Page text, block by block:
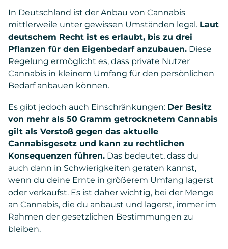
In Deutschland ist der Anbau von Cannabis
mittlerweile unter gewissen Umständen legal. Laut
deutschem Recht ist es erlaubt, bis zu drei
Pflanzen für den Eigenbedarf anzubauen. Diese
Regelung ermöglicht es, dass private Nutzer
Cannabis in kleinem Umfang für den persönlichen
Bedarf anbauen können.
Es gibt jedoch auch Einschränkungen: Der Besitz
von mehr als 50 Gramm getrocknetem Cannabis
gilt als Verstoß gegen das aktuelle
Cannabisgesetz und kann zu rechtlichen
Konsequenzen führen. Das bedeutet, dass du
auch dann in Schwierigkeiten geraten kannst,
wenn du deine Ernte in größerem Umfang lagerst
oder verkaufst. Es ist daher wichtig, bei der Menge
an Cannabis, die du anbaust und lagerst, immer im
Rahmen der gesetzlichen Bestimmungen zu
bleiben.